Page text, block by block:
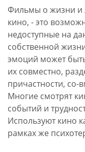
Фильмы о жизни и
кино, - это
недоступные на
собственной
эмоций может
их совместно,
причастности, со-
Многие смотрят
событий и
Используют кино
рамках же